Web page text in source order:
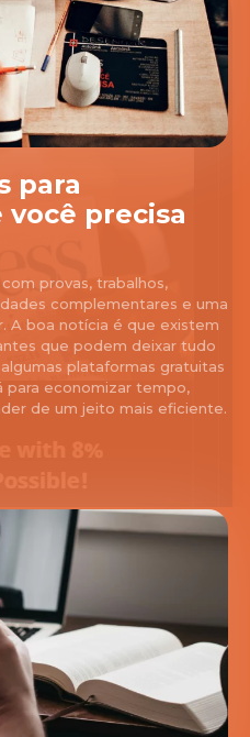
para
precisa
provas, trabalhos,
complementares e uma
A boa notícia é que existem
que podem deixar tudo
plataformas gratuitas
para economizar tempo,
de um jeito mais eficiente.